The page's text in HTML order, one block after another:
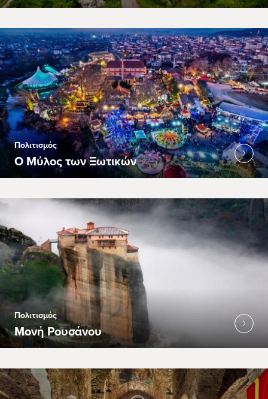
Πολιτισμός
Ο Μύλος των Ξωτικών
Πολιτισμός
Μονή Ρουσάνου